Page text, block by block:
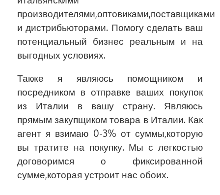
производителями,оптовиками,поставщиками
и дистрибьюторами. Помогу сделать ваш
потенциальный бизнес реальным и на
выгодных условиях.
Также я являюсь помощником и
посредником в отправке ваших покупок
из Италии в вашу страну. Являюсь
прямым закупщиком товара в Италии. Как
агент я взимаю 0-3% от суммы,которую
вы тратите на покупку. Мы с легкостью
договоримся о фиксированной
сумме,которая устроит нас обоих.